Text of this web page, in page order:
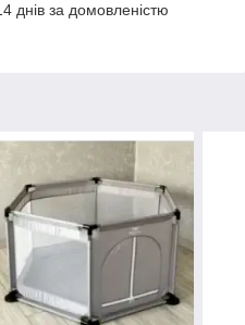
днів за домовленістю